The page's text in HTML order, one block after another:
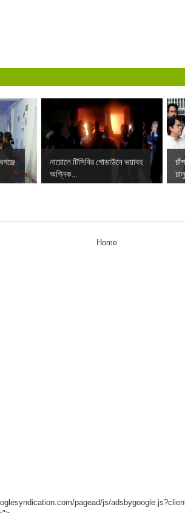
নাচোলে টিসিবির গোডাউনে ভয়াবহ
অগ্নিক...
Home
pagead/js/